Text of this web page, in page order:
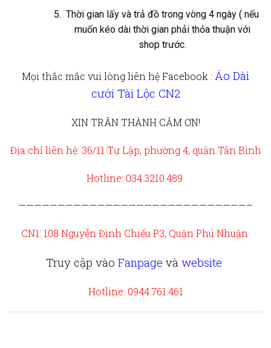
Thời gian lấy và trả đồ trong vòng 4 ngày ( nếu
muốn kéo dài thời gian phải thỏa thuận với
shop trước.
Mọi thắc mắc vui lòng liên hệFacebook : Áo Dài
cưới Tài Lộc CN2
XIN TRÂN THÀNH CẢM ƠN!
Địa chỉ liên hệ: 36/11 Tự Lập, phường 4, quận Tân Bình
Hotline: 034.3210.489
—————————————————————————————–
CN1: 108 Nguyễn Đình Chiểu P3, Quận Phú Nhuận
Truy cập vào Fanpage và website
Hotline: 0944.761.461